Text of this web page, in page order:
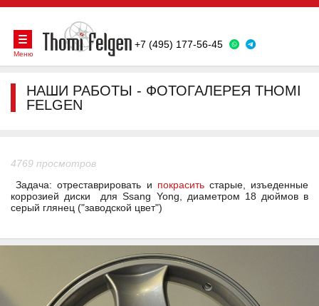
+7 (495) 177-56-45
Меню
НАШИ РАБОТЫ - ФОТОГАЛЕРЕЯ THOMI
FELGEN
4769 просмотров
Задача: отреставрировать и покраситьстарые, изъеденные
коррозией диски для Ssang Yong, диаметром 18 дюймов в
серый глянец ("заводской цвет")